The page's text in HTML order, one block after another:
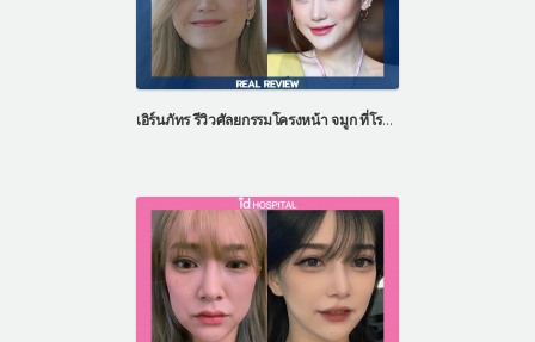
เอิร์นภัทร รีวิวศัลยกรรมโครงหน้า จมูก ที่โรงพยาบาลไอดี ประเทศเกาหลี